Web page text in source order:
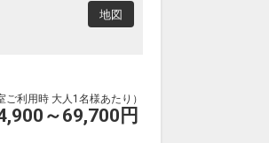
地図
ご利用時 大人1名様あたり）
～69,700 円